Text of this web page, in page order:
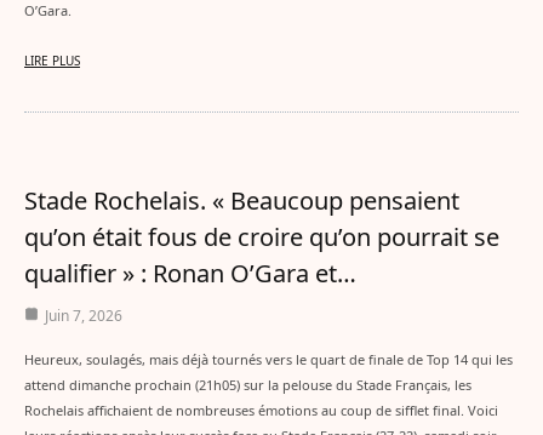
O’Gara.
LIRE PLUS
Stade Rochelais. « Beaucoup pensaient
qu’on était fous de croire qu’on pourrait se
qualifier » : Ronan O’Gara et…
Juin 7, 2026
Heureux, soulagés, mais déjà tournés vers le quart de finale de Top 14 qui les
attend dimanche prochain (21h05) sur la pelouse du Stade Français, les
Rochelais affichaient de nombreuses émotions au coup de sifflet final. Voici